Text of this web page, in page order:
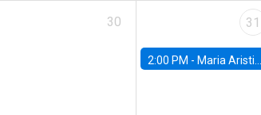
30 31
2:00 PM - Maria Aristizabal-Ramirez, FED Board